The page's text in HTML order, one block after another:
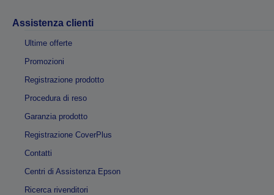
Assistenza clienti
Ultime offerte
Promozioni
Registrazione prodotto
Procedura di reso
Garanzia prodotto
Registrazione CoverPlus
Contatti
Centri di Assistenza Epson
Ricerca rivenditori